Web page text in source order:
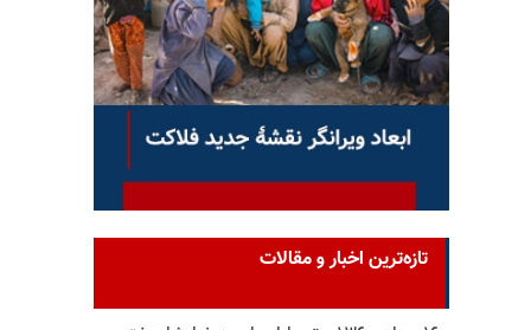
تازه‌ترین اخبار و مقالات